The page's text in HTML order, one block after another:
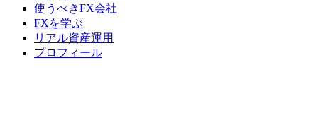
使うべきFX会社
FXを学ぶ
リアル資産運用
プロフィール